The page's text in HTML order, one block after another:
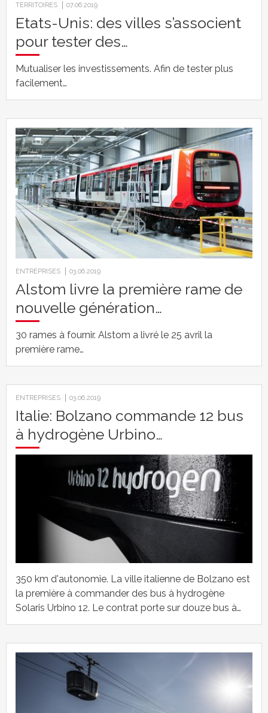
TERRITOIRES 07.06.2019
Etats-Unis: des villes s’associent
pour tester des…
Mutualiser les investissements. Afin de tester plus
facilement…
ENTREPRISES 03.06.2019
Alstom livre la première rame de
nouvelle génération…
30 rames à fournir. Alstom a livré le 25 avril la
première rame…
ENTREPRISES 03.06.2019
Italie: Bolzano commande 12 bus
à hydrogène Urbino…
350 km d'autonomie. La ville italienne de Bolzano est
la première à commander des bus à hydrogène
Solaris Urbino 12. Le contrat porte sur douze bus à…